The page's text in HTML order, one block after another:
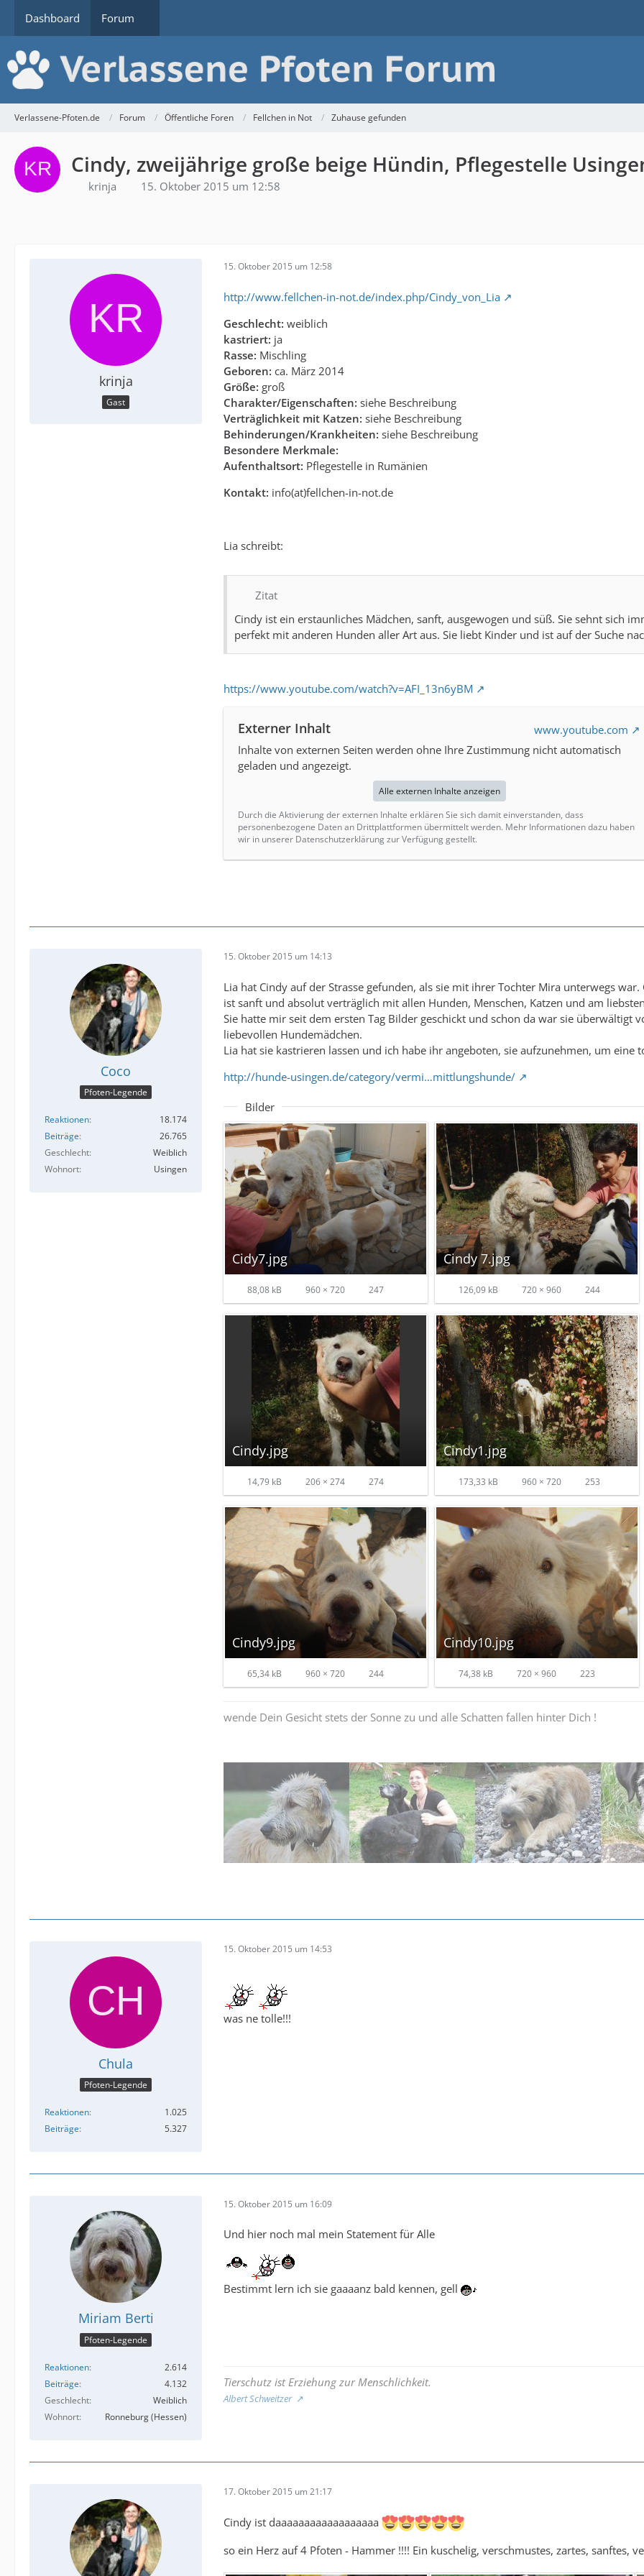
Dashboard Forum
Verlassene-Pfoten.de Forum Öffentliche Foren Fellchen in Not Zuhause gefunden
Cindy, zweijährige große beige Hündin, Pflegestelle
krinja 15. Oktober 2015 um 12:58
krinja
Gast
15. Oktober 2015 um 12:58
http://www.fellchen-in-not.de/index.php/Cindy_von_Lia
Geschlecht: weiblich
kastriert: ja
Rasse: Mischling
Geboren: ca. März 2014
Größe: groß
Charakter/Eigenschaften: siehe Beschreibung
Verträglichkeit mit Katzen: siehe Beschreibung
Behinderungen/Krankheiten: siehe Beschreibung
Besondere Merkmale:
Aufenthaltsort: Pflegestelle in Rumänien
Kontakt: info(at)fellchen-in-not.de
Lia schreibt:
Zitat
Cindy ist ein erstaunliches Mädchen, sanft, ausgewogen und süß. Sie sehnt sich
perfekt mit anderen Hunden aller Art aus. Sie liebt Kinder und ist auf der Suche
https://www.youtube.com/watch?v=AFI_13n6yBM
Externer Inhalt
www.youtube.com
Inhalte von externen Seiten werden ohne Ihre Zustimmung nicht automatisch
geladen und angezeigt.
Alle externen Inhalte anzeigen
Durch die Aktivierung der externen Inhalte erklären Sie sich damit einverstanden, dass
personenbezogene Daten an Drittplattformen übermittelt werden. Mehr Informationen dazu haben
wir in unserer Datenschutzerklärung zur Verfügung gestellt.
Coco
Pfoten-Legende
Reaktionen
18.174
Beiträge
26.765
Geschlecht
Weiblich
Wohnort
Usingen
15. Oktober 2015 um 14:13
Lia hat Cindy auf der Strasse gefunden, als sie mit ihrer Tochter Mira unterwegs
ist sanft und absolut verträglich mit allen Hunden, Menschen, Katzen und am
Sie hatte mir seit dem ersten Tag Bilder geschickt und schon da war sie überwältigt
liebevollen Hundemädchen.
Lia hat sie kastrieren lassen und ich habe ihr angeboten, sie aufzunehmen, um eine
http://hunde-usingen.de/category/vermi…mittlungshunde/
Bilder
Cidy7.jpg
88,08 kB 960 × 720 247
Cindy 7.jpg
126,09 kB 720 × 960 244
Cindy.jpg
14,79 kB 206 × 274 274
Cindy1.jpg
173,33 kB 960 × 720 253
Cindy9.jpg
65,34 kB 960 × 720 244
Cindy10.jpg
74,38 kB 720 × 960 223
wende Dein Gesicht stets der Sonne zu und alle Schatten fallen hinter Dich !
Chula
Pfoten-Legende
Reaktionen
1.025
Beiträge
5.327
15. Oktober 2015 um 14:53
was ne tolle!!!
Miriam Berti
Pfoten-Legende
Reaktionen
2.614
Beiträge
4.132
Geschlecht
Weiblich
Wohnort
Ronneburg (Hessen)
15. Oktober 2015 um 16:09
Und hier noch mal mein Statement für Alle
Bestimmt lern ich sie gaaaanz bald kennen, gell
Tierschutz ist Erziehung zur Menschlichkeit.
Albert Schweitzer
17. Oktober 2015 um 21:17
Cindy ist daaaaaaaaaaaaaaaaaa
so ein Herz auf 4 Pfoten - Hammer !!!! Ein kuschelig, verschmustes, zartes, sanftes,